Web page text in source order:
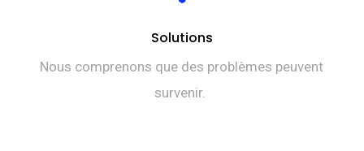
Solutions
Nous comprenons que des problèmes peuvent
survenir.